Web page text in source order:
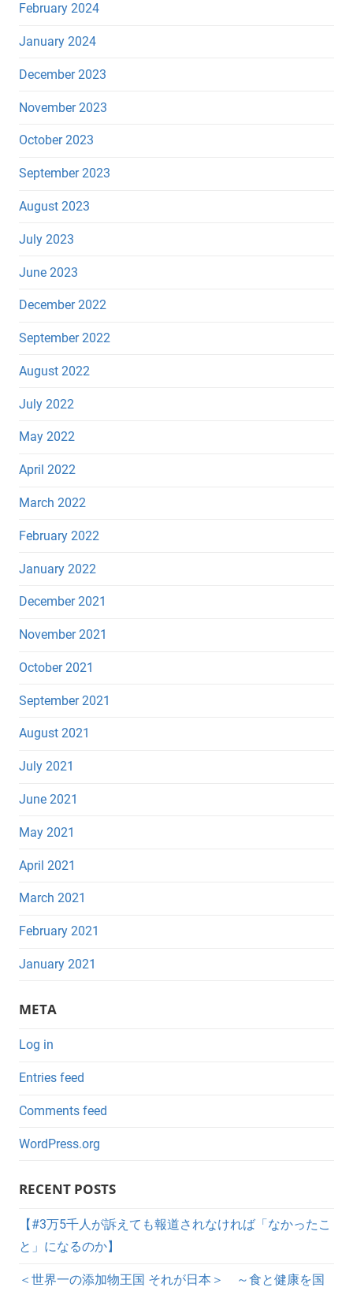
February 2024
January 2024
December 2023
November 2023
October 2023
September 2023
August 2023
July 2023
June 2023
December 2022
September 2022
August 2022
July 2022
May 2022
April 2022
March 2022
February 2022
January 2022
December 2021
November 2021
October 2021
September 2021
August 2021
July 2021
June 2021
May 2021
April 2021
March 2021
February 2021
January 2021
META
Log in
Entries feed
Comments feed
WordPress.org
RECENT POSTS
【#3万5千人が訴えても報道されなければ「なかったこ
と」になるのか】
＜世界一の添加物王国 それが日本＞ ～食と健康を国